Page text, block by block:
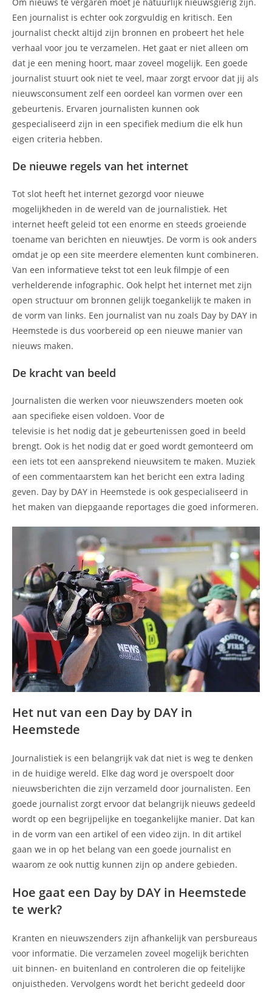
Een journalist is echter ook zorgvuldig en kritisch. Een
journalist checkt altijd zijn bronnen en probeert het hele
verhaal voor jou te verzamelen. Het gaat er niet alleen om
dat je een mening hoort, maar zoveel mogelijk. Een goede
journalist stuurt ook niet te veel, maar zorgt ervoor dat jij als
nieuwsconsument zelf een oordeel kan vormen over een
gebeurtenis. Ervaren journalisten kunnen ook
gespecialiseerd zijn in een specifiek medium die elk hun
eigen criteria hebben.
De nieuwe regels van het internet
Tot slot heeft het internet gezorgd voor nieuwe
mogelijkheden in de wereld van de journalistiek. Het
internet heeft geleid tot een enorme en steeds groeiende
toename van berichten en nieuwtjes. De vorm is ook anders
omdat je op een site meerdere elementen kunt combineren.
Van een informatieve tekst tot een leuk filmpje of een
verhelderende infographic. Ook helpt het internet met zijn
open structuur om bronnen gelijk toegankelijk te maken in
de vorm van links. Een journalist van nu zoals Day by DAY in
Heemstede is dus voorbereid op een nieuwe manier van
nieuws maken.
De kracht van beeld
Journalisten die werken voor nieuwszenders moeten ook
aan specifieke eisen voldoen. Voor de
televisie is het nodig dat je gebeurtenissen goed in beeld
brengt. Ook is het nodig dat er goed wordt gemonteerd om
een iets tot een aansprekend nieuwsitem te maken. Muziek
of een commentaarstem kan het bericht een extra lading
geven. Day by DAY in Heemstede is ook gespecialiseerd in
het maken van diepgaande reportages die goed informeren.
Het nut van een Day by DAY in
Heemstede
Journalistiek is een belangrijk vak dat niet is weg te denken
in de huidige wereld. Elke dag word je overspoelt door
nieuwsberichten die zijn verzameld door journalisten. Een
goede journalist zorgt ervoor dat belangrijk nieuws gedeeld
wordt op een begrijpelijke en toegankelijke manier. Dat kan
in de vorm van een artikel of een video zijn. In dit artikel
gaan we in op het belang van een goede journalist en
waarom ze ook nuttig kunnen zijn op andere gebieden.
Hoe gaat een Day by DAY in Heemstede
te werk?
Kranten en nieuwszenders zijn afhankelijk van persbureaus
voor informatie. Die verzamelen zoveel mogelijk berichten
uit binnen- en buitenland en controleren die op feitelijke
onjuistheden. Vervolgens wordt het bericht gedeeld door